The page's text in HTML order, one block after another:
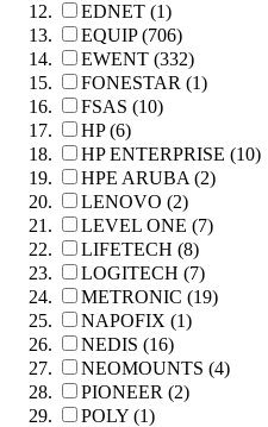
EDNET (1)
EQUIP (706)
EWENT (332)
FONESTAR (1)
FSAS (10)
HP (6)
HP ENTERPRISE (10)
HPE ARUBA (2)
LENOVO (2)
LEVEL ONE (7)
LIFETECH (8)
LOGITECH (7)
METRONIC (19)
NAPOFIX (1)
NEDIS (16)
NEOMOUNTS (4)
PIONEER (2)
POLY (1)